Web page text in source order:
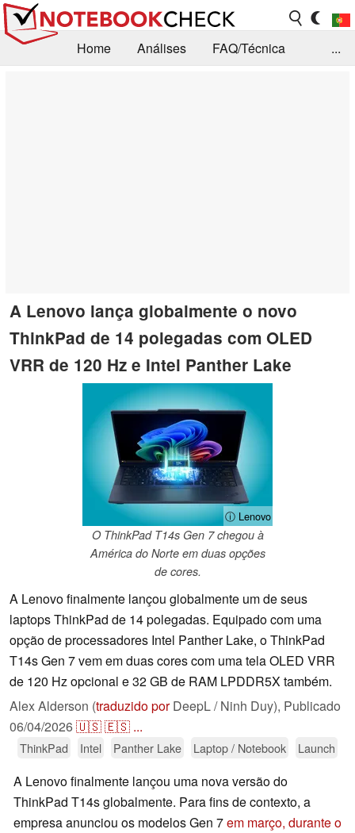
Home Análises
FAQ/Técnica
...
A Lenovo lança globalmente o novo
ThinkPad de 14 polegadas com OLED
VRR de 120 Hz e Intel Panther Lake
ⓘ Lenovo
O ThinkPad T14s Gen 7 chegou à
América do Norte em duas opções
de cores.
A Lenovo finalmente lançou globalmente um de seus
laptops ThinkPad de 14 polegadas. Equipado com uma
opção de processadores Intel Panther Lake, o ThinkPad
T14s Gen 7 vem em duas cores com uma tela OLED VRR
de 120 Hz opcional e 32 GB de RAM LPDDR5X também.
Alex Alderson (traduzido porDeepL / Ninh Duy), Publicado
06/04/2026🇺🇸🇪🇸 ...
ThinkPad Intel Panther Lake Laptop / Notebook Launch
A Lenovo finalmente lançou uma nova versão do
ThinkPad T14s globalmente. Para fins de contexto, a
empresa anunciou os modelos Gen 7em março, durante o